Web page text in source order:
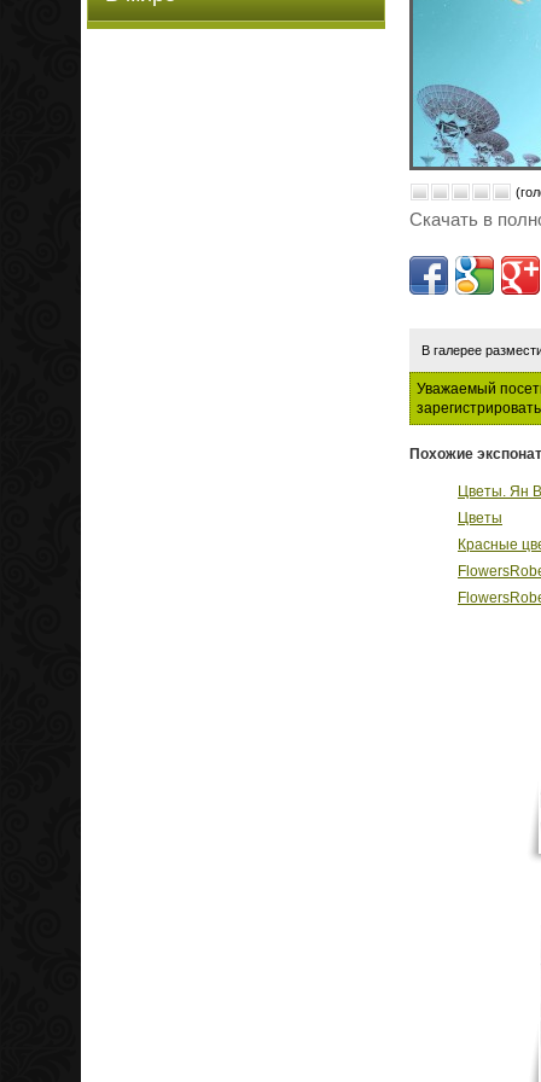
Скачать в
В галерее
Уважаемый
Похожие
Цветы. Ян
Цветы
Красные